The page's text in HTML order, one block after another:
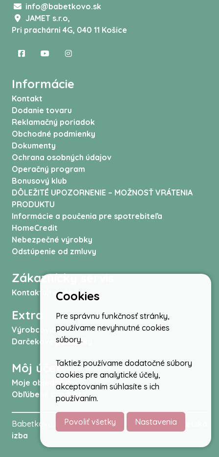
info@babetkovo.sk
JAMET s.r.o,
Pri prachárni 4G, 040 11 Košice
Informácie
Kontakt
Dodanie tovaru
Reklamačný poriadok
Obchodné podmienky
Dokumenty
Ochrana osobných údajov
Operačný program
Bonusový klub
DÔLEŽITÉ UPOZORNENIE – MOŽNOSŤ VRÁTENIA
PRODUKTU
Informácie a poučenia pre spotrebiteľa
HomeCredit
Nebezpečné výrobky
Odstúpenie od zmluvy
Zákaznícky servis
Kontaktujte nás
Extra
Výrobcovia
Darčekové poukážky
Môj účet
Moje objednávky
Obľúbené produkty
Babetkovo.sk © 2026 -Kočíky autosedačky,
izba
Cookies
Pre správnu funkčnosť stránky,
používame nevyhnutné cookies
súbory.
Taktiež používame dodatočné súbory
cookies pre analytické účely,
akceptovaním súhlasíte s ich
používaním.
Povoliť všetky Nastavenia